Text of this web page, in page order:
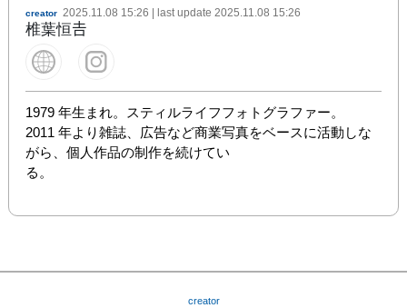
creator 2025.11.08 15:26 | last update 2025.11.08 15:26
椎葉恒𠮷
1979 年生まれ。スティルライフフォトグラファー。
2011 年より雑誌、広告など商業写真をベースに活動しな
がら、個人作品の制作を続けてい
る。
creator